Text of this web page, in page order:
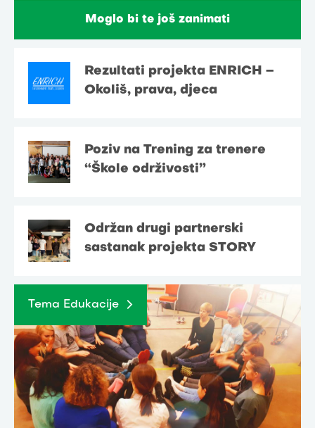
Moglo bi te još zanimati
Rezultati projekta ENRICH –
Okoliš, prava, djeca
Poziv na Trening za trenere
“Škole održivosti”
Održan drugi partnerski
sastanak projekta STORY
Tema Edukacije